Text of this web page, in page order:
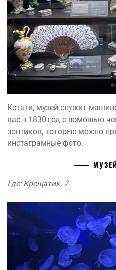
Кстати, музей служит
вас в 1830 год с помощью
зонтиков, которые можно
инстаграмные фото.
Где: Крещатик, 7